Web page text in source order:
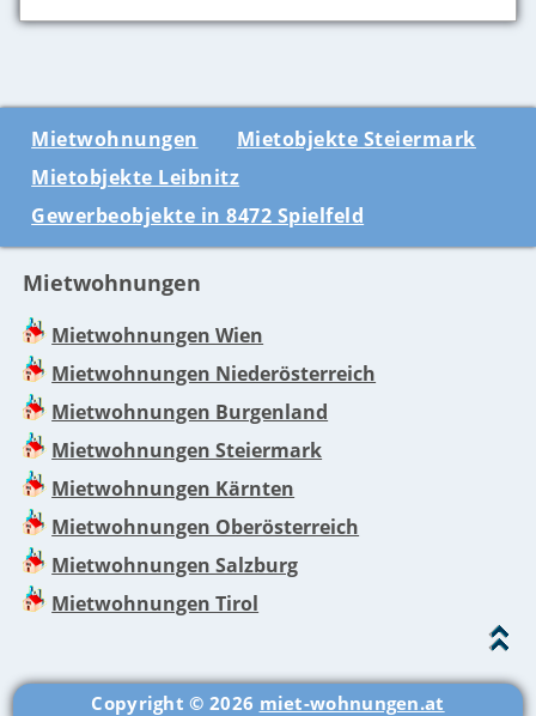
Mietwohnungen
Mietobjekte Steiermark
Mietobjekte Leibnitz
Gewerbeobjekte in 8472 Spielfeld
Mietwohnungen
Mietwohnungen Wien
Mietwohnungen Niederösterreich
Mietwohnungen Burgenland
Mietwohnungen Steiermark
Mietwohnungen Kärnten
Mietwohnungen Oberösterreich
Mietwohnungen Salzburg
Mietwohnungen Tirol
Copyright © 2026 miet-wohnungen.at